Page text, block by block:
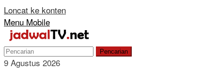
Loncat ke konten
Menu Mobile
Pencarian
9 Agustus 2026